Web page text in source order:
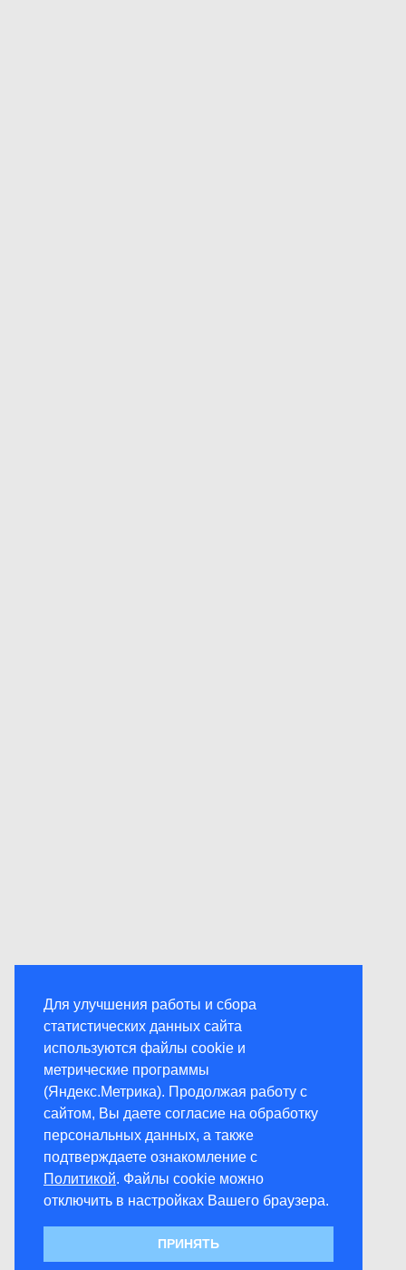
Для улучшения работы и сбора
статистических данных сайта
используются файлы cookie и
метрические программы
(Яндекс.Метрика). Продолжая работу с
сайтом, Вы даете согласие на обработку
персональных данных, а также
подтверждаете ознакомление с
Политикой. Файлы cookie можно
отключить в настройках Вашего браузера.
ПРИНЯТЬ